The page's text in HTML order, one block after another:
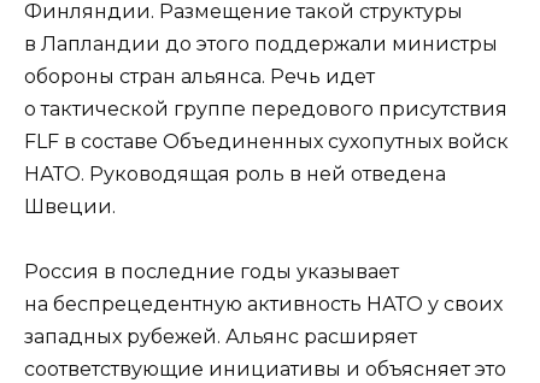
Финляндии. Размещение такой структуры
в Лапландии до этого поддержали министры
обороны стран альянса. Речь идет
о тактической группе передового присутствия
FLF в составе Объединенных сухопутных войск
НАТО. Руководящая роль в ней отведена
Швеции.
Россия в последние годы указывает
на беспрецедентную активность НАТО у своих
западных рубежей. Альянс расширяет
соответствующие инициативы и объясняет это